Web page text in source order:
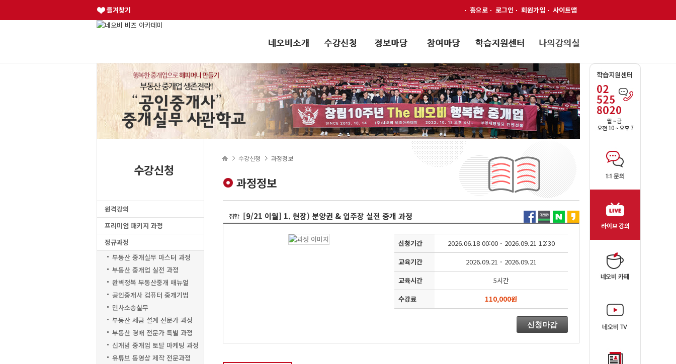
즐겨찾기 홈으로 로그인 회원가입 사이트맵
수강신청
원격강의
프리미엄 패키지 과정
정규과정
부동산 중개실무 마스터 과정
부동산 중개업 실전 과정
완벽정복 부동산중개 매뉴얼
공인중개사 컴퓨터 중개기법
민사소송실무
부동산 세금 설계 전문가 과정
부동산 경매 전문가 특별 과정
신개념 중개업 토탈 마케팅 과정
유튜브 동영상 제작 전문과정
수강신청 과정정보
과정정보
집합 [9/21 이월] 1. 현장) 분양권 & 입주장 실전 중개 과정
신청기간
2026.06.18 00:00 - 2026.09.21 12:30
교육기간
2026.09.21 - 2026.09.21
교육시간
5시간
수강료
110,000원
신청마감